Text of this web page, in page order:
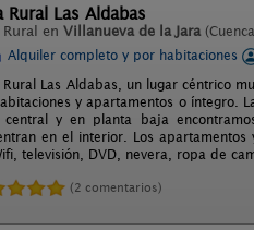
Rural Las Aldabas
Rural en Villanueva de la Jara
Alquiler completo y por habitaciones
Rural Las Aldabas, un lugar céntrico
y apartamentos o íntegro.
central y en planta baja
en el interior. Los
televisión, DVD, nevera, ropa de
(2 comentarios)